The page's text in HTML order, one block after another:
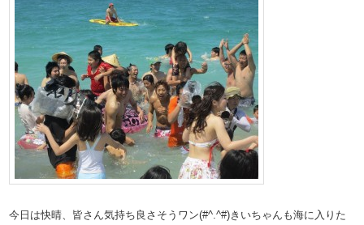
今日は快晴、皆さん気持ち良さそうワン(#^.^#)きいちゃんも海に入りた